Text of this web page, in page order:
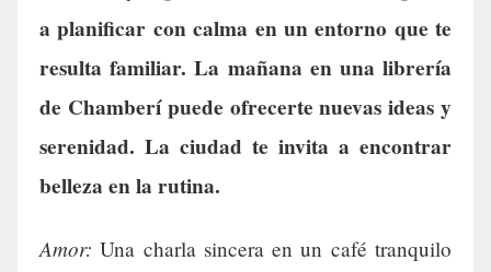
a planificar con calma en un entorno que te
resulta familiar. La mañana en una librería
de Chamberí puede ofrecerte nuevas ideas y
serenidad. La ciudad te invita a encontrar
belleza en la rutina.
Amor: Una charla sincera en un café tranquilo